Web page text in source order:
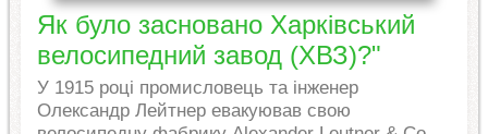
Як було засновано Харківський
велосипедний завод (ХВЗ)?"
У 1915 році промисловець та інженер
Олександр Лейтнер евакуював свою